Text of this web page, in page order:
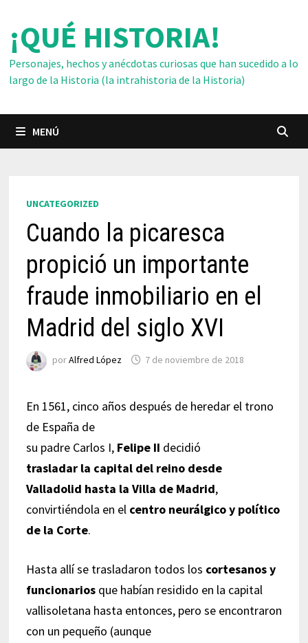
contenido
¡QUÉ HISTORIA!
Personajes, hechos y anécdotas curiosas que han sucedido a lo
largo de la Historia (la intrahistoria de la Historia)
MENÚ
UNCATEGORIZED
Cuando la picaresca
propició un importante
fraude inmobiliario en el
Madrid del siglo XVI
porAlfred López 7 de noviembre de 2018
En 1561, cinco años después de heredar el trono
de España de
su padre Carlos I, Felipe II decidió
trasladar la capital del reino desde
Valladolid hasta la Villa de Madrid,
convirtiéndola en el centro neurálgico y político
de la Corte.
Hasta allí se trasladaron todos los cortesanos y
funcionariosque habían residido en la capital
vallisoletana hasta entonces, pero se encontraron
con un pequeño (aunque